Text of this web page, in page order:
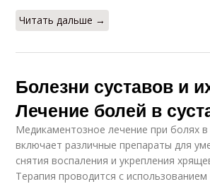
Читать дальше →
Болезни суставов и
Лечение болей в
Медикаментозное лечение при болях в
включает различные препараты для
снятия воспаления и укрепления
Терапия проводится с